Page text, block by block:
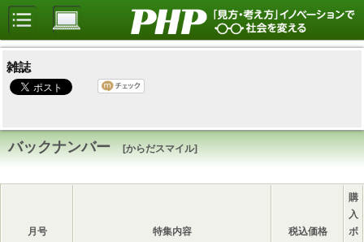
雑誌
バックナンバー [からだスマイル]
月号 特集内容 税込価格
購
入
ボ